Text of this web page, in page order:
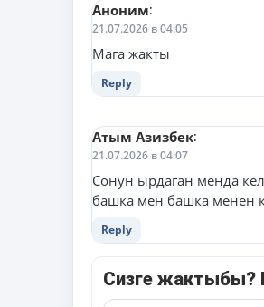
Аноним:
21.07.2026 в 04:05
Мага жакты
Reply
Атым Азизбек:
21.07.2026 в 04:07
Сонун ырдаган менда
башка мен башка менен
Reply
Сизге